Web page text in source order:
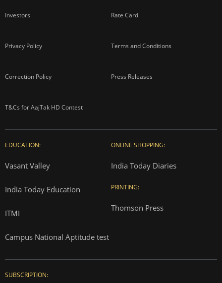
Investors Rate Card
Privacy Policy Terms and Conditions
Correction Policy Press Releases
T&Cs for AajTak HD Contest
EDUCATION:
Vasant Valley
India Today Education
ITMI
Campus National Aptitude test
ONLINE SHOPPING:
India Today Diaries
PRINTING:
Thomson Press
SUBSCRIPTION: